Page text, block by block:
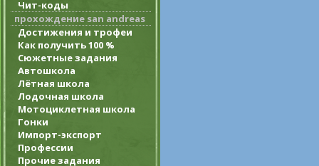
Чит-коды
прохождение san andreas
Достижения и трофеи
Как получить 100 %
Сюжетные задания
Автошкола
Лётная школа
Лодочная школа
Мотоциклетная школа
Гонки
Импорт-экспорт
Профессии
Прочие задания